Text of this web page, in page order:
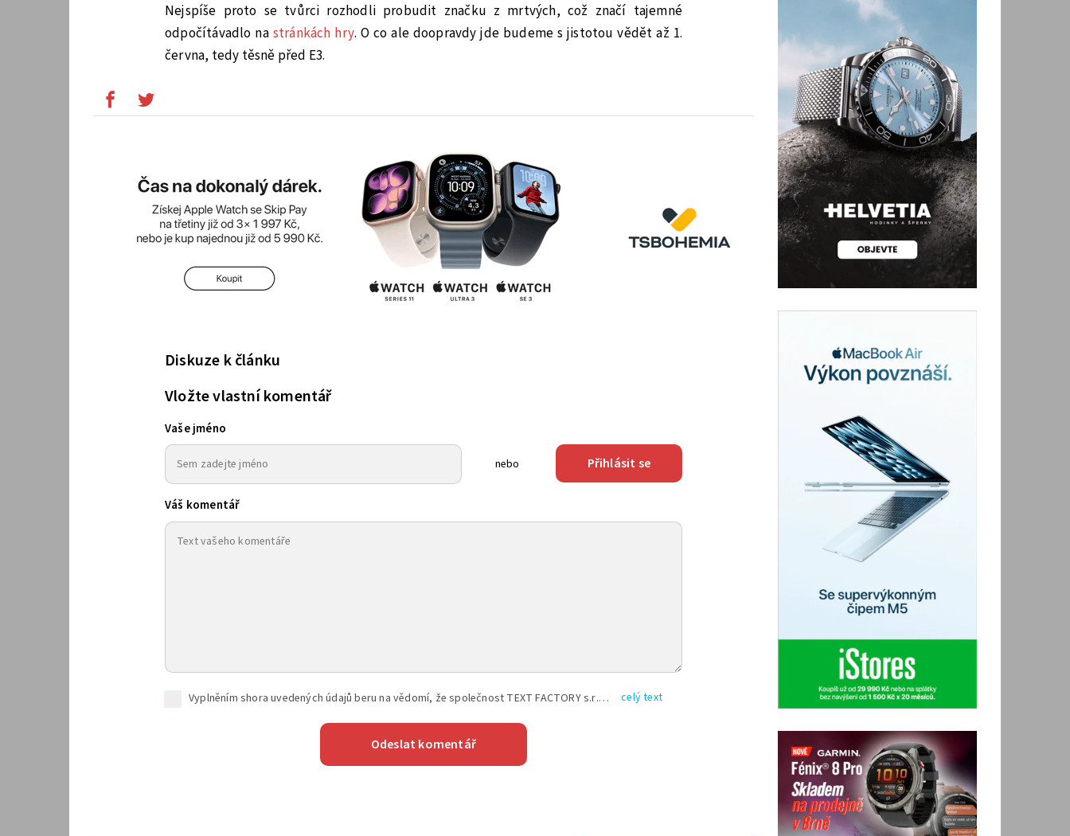
Nejspíše proto se tvůrci rozhodli probudit značku z mrtvých, což značí tajemné
odpočítávadlo na stránkách hry. O co ale doopravdy jde budeme s jistotou vědět až 1.
června, tedy těsně před E3.
Diskuze k článku
Vložte vlastní komentář
Vaše jméno
nebo Přihlásit se
Váš komentář
Vyplněním shora uvedených údajů beru na vědomí, že společnost TEXT FACTORY s.r.o., sídlem Brno, Durďákova 336/29, Černá Pole, PSČ: 613 00, IČ: 06157831, zapsané u Krajského soudu v Brně, oddíl C, vložka 100399, bude zpracovávat mé osobní údaje uvedené v rámci mnou vyplněného registračního formuláře na základě oprávněných zájmů TEXT FACTORY s.r.o. dle čl. 6 odst. 1 písm. f) GDPR a pro splnění právních povinností (čl. 6 odst. 1 písm. c) GDPR), a to pro tyto účely: nezbytnost zajistit oprávnění návštěvníka webových stránek provozovaných společností TEXT FACTORY s.r.o. přispívat aktivně ke zveřejněným článkům nebo v rámci diskusních fór a výkon práv TEXT FACTORY s.r.o. jako administrátora těchto diskusních fór. Více informací o zpracování osobních údajů a právech lze nalézt v celý text